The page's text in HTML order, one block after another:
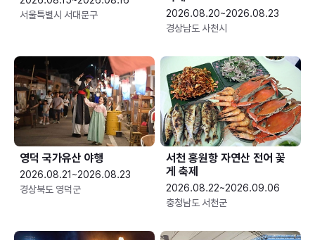
서울특별시 서대문구
2026.08.20~2026.08.23
경상남도 사천시
영덕 국가유산 야행
2026.08.21~2026.08.23
경상북도 영덕군
서천 홍원항 자연산 전어 꽃
게 축제
2026.08.22~2026.09.06
충청남도 서천군